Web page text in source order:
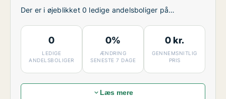
Der er i øjeblikket 0 ledige andelsboliger på
0
LEDIGE
ANDELSBOLIGER
0%
ÆNDRING
SENESTE 7 DAGE
0 kr.
GENNEMSNITLIG
PRIS
Læs mere